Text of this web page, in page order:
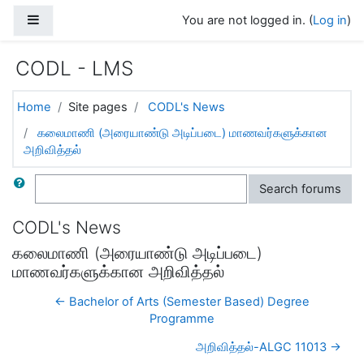
You are not logged in. (Log in)
CODL - LMS
Home Site pages
CODL's News
கலைமாணி (அரையாண்டு அடிப்படை) மாணவர்களுக்கான
அறிவித்தல்
Search Search forums
CODL's News
கலைமாணி (அரையாண்டு அடிப்படை)
மாணவர்களுக்கான அறிவித்தல்
← Bachelor of Arts (Semester Based) Degree
Programme
அறிவித்தல்-ALGC 11013 →